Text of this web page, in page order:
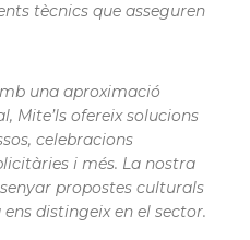
tècnics que asseguren
una aproximació
Mite’ls ofereix solucions
celebracions
i més. La nostra
propostes culturals
distingeix en el sector.